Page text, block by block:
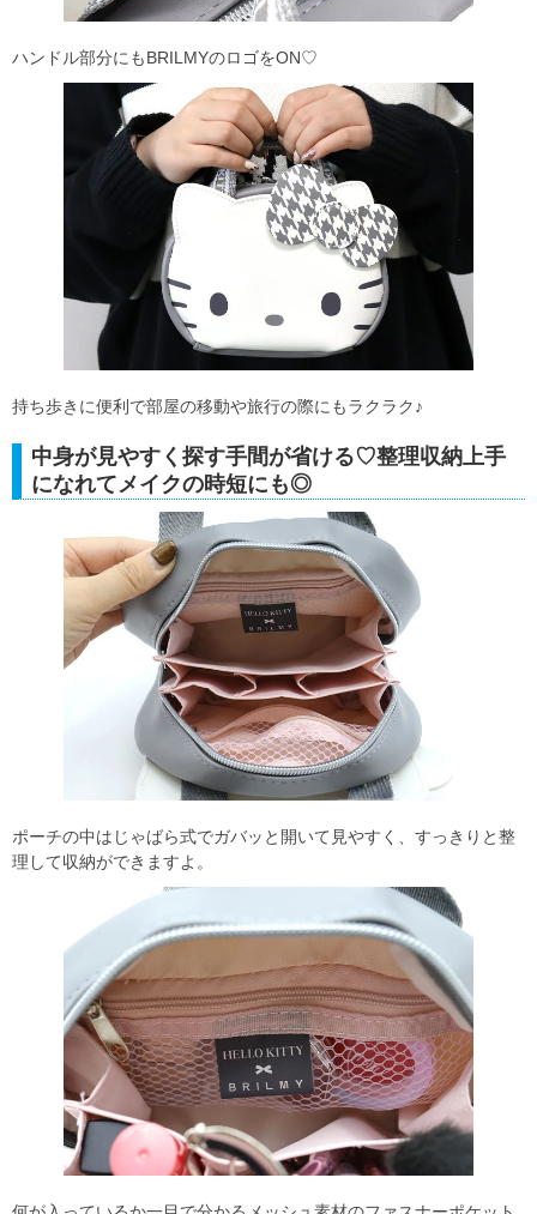
ハンドル部分にもBRILMYのロゴをON♡
持ち歩きに便利で部屋の移動や旅行の際にもラクラク♪
中身が見やすく探す手間が省ける♡整理収納上手
になれてメイクの時短にも◎
ポーチの中はじゃばら式でガバッと開いて見やすく、すっきりと整
理して収納ができますよ。